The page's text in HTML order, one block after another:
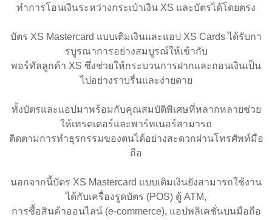
ทำการโอนเงินระหว่างกระเป๋าเงิน XS และบัตรได้โดยตรง
บัตร XS Mastercard แบบเติมเงินและแอป XS Cards ได้รับกา
รบูรณาการอย่างสมบูรณ์ให้เข้ากับ
พอร์ทัลลูกค้า XS ซึ่งช่วยให้กระบวนการฝากและถอนเงินเป็น
ไปอย่างราบรื่นและง่ายดาย
ทั้งบัตรและแอปมาพร้อมกับคุณสมบัติพิเศษที่หลากหลายช่วย
ให้เทรดเดอร์และพาร์ทเนอร์สามารถ
ติดตามการทำธุรกรรมของตนได้อย่างสะดวกผ่านโทรศัพท์มือ
ถือ
นอกจากนี้บัตร XS Mastercard แบบเติมเงินยังสามารถใช้งาน
ได้กับเครื่องรูดบัตร (POS) ตู้ ATM,
การซื้อสินค้าออนไลน์ (e-commerce), แอปพลิเคชั่นบนมือถือ